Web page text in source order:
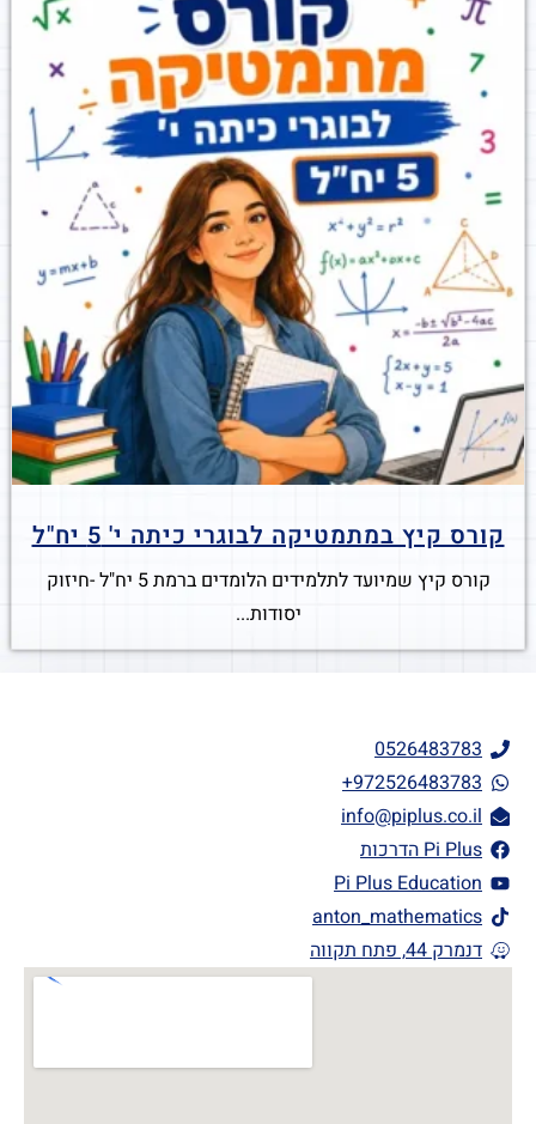
קורס קיץ במתמטיקה לבוגרי כיתה י' 5 יח"ל
קורס קיץ שמיועד לתלמידים הלומדים ברמת 5 יח"ל -חיזוק
יסודות...
0526483783
972526483783+
info@piplus.co.il
Pi Plus הדרכות
Pi Plus Education
anton_mathematics
דנמרק 44, פתח תקווה